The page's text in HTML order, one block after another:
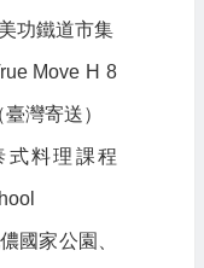
功鐵道市集
Move H 8
灣寄送）
式料理課程
國家公園、